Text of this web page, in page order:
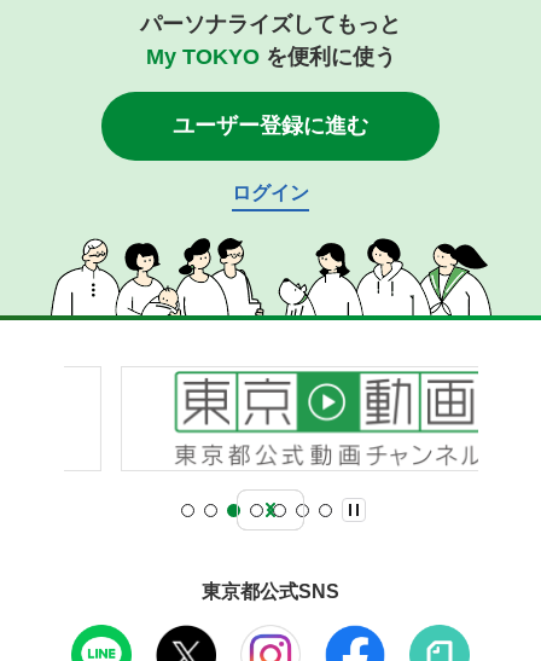
パーソナライズしてもっと
My TOKYOを便利に使う
ユーザー登録に進む
ログイン
東京都公式SNS